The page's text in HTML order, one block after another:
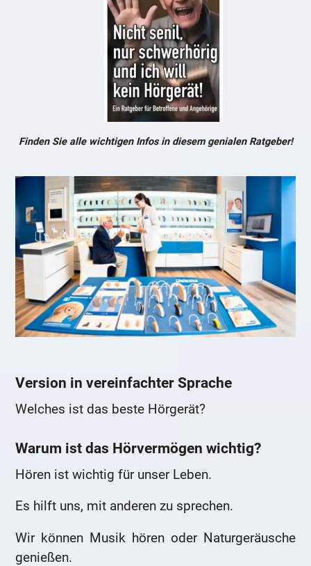
Finden Sie alle wichtigen Infos in diesem genialen Ratgeber!
Version in vereinfachter Sprache
Welches ist das beste Hörgerät?
Warum ist das Hörvermögen wichtig?
Hören ist wichtig für unser Leben.
Es hilft uns, mit anderen zu sprechen.
Wir können Musik hören oder Naturgeräusche
genießen.